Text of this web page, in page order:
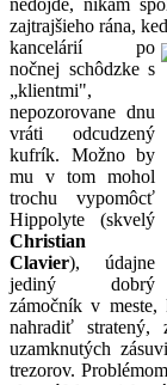
zajtrajšieho rána,
kancelárií po
nočnej schôdzke s
„klientmi",
nepozorovane dnu
vráti odcudzený
kufrík. Možno by
mu v tom mohol
trochu vypomôcť
Hippolyte (skvelý
Christian
Clavier), údajne
jediný dobrý
zámočník v meste,
nahradiť
uzamknutých
trezorov.